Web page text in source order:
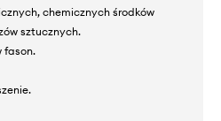
chemicznych środków
sztucznych.
fason.